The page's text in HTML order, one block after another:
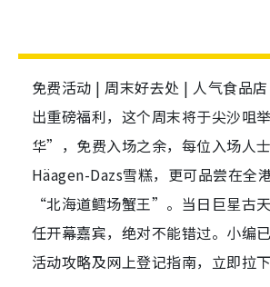
免费活动 | 周末好去处 | 人气食品
出重磅福利，这个周末将于尖沙咀
华”，免费入场之余，每位入场人
Häagen-Dazs雪糕，更可品尝在全
“北海道鳕场蟹王”。当日巨星古
任开幕嘉宾，绝对不能错过。小编
活动攻略及网上登记指南，立即拉下